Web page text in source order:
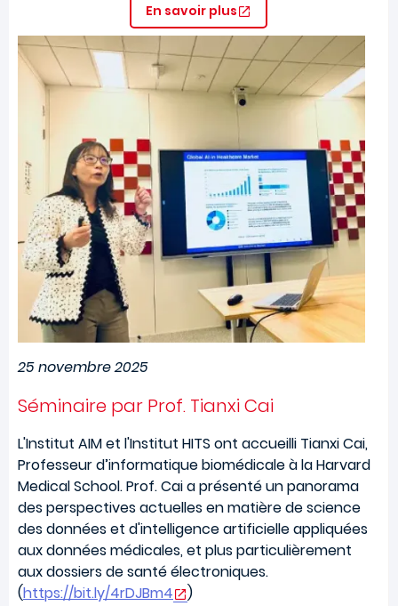
En savoir plus
Image
25 novembre 2025
Séminaire par Prof. Tianxi Cai
L'Institut AIM et l'Institut HITS ont accueilli Tianxi Cai,
Professeur d’informatique biomédicale à la Harvard
Medical School. Prof. Cai a présenté un panorama
des perspectives actuelles en matière de science
des données et d'intelligence artificielle appliquées
aux données médicales, et plus particulièrement
aux dossiers de santé électroniques.
(https://bit.ly/4rDJBm4 )